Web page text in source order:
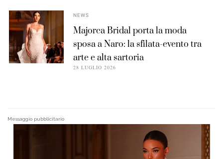
NEWS
Majorca Bridal porta la moda
sposa a Naro: la sfilata-evento tra
arte e alta sartoria
28 LUGLIO 2026
Messaggio pubblicitario